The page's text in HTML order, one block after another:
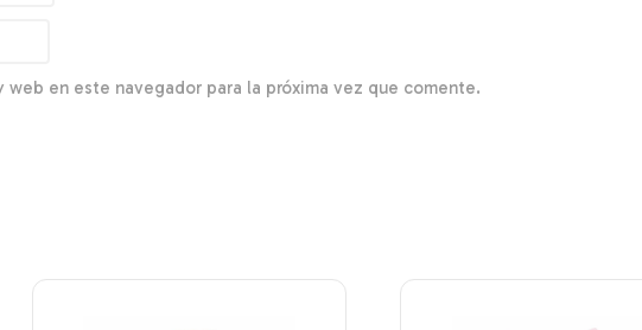
en este navegador para la próxima vez que comente.